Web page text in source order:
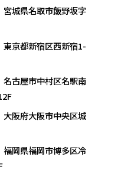
城県名取市飯野坂字
京都新宿区西新宿1-
古屋市中村区名駅南
阪府大阪市中央区城
岡県福岡市博多区冷